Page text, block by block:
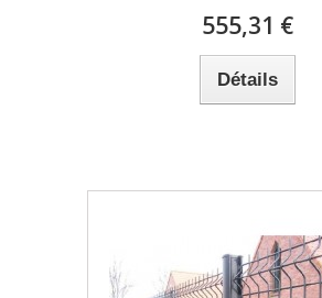
555,31 €
Détails